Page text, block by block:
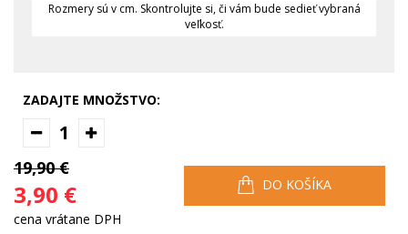
Rozmery sú v cm. Skontrolujte si, či vám bude sedieť vybraná
veľkosť.
ZADAJTE MNOŽSTVO:
1
19,90 €
3,90 €
cena vrátane DPH
DO KOŠÍKA